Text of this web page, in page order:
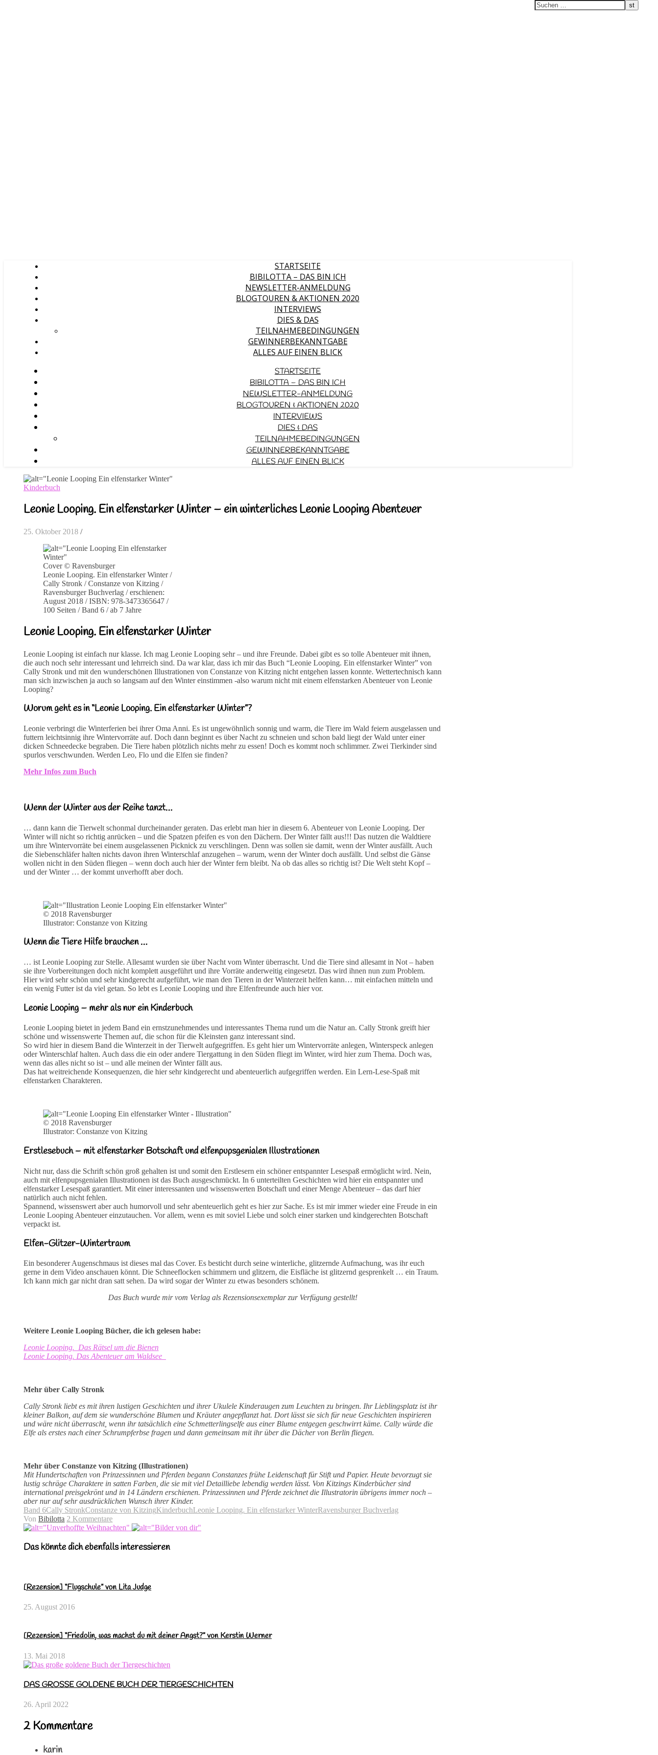
STARTSEITE
BIBILOTTA – DAS BIN ICH
NEWSLETTER-ANMELDUNG
BLOGTOUREN & AKTIONEN 2020
INTERVIEWS
DIES & DAS
TEILNAHMEBEDINGUNGEN
GEWINNERBEKANNTGABE
ALLES AUF EINEN BLICK
STARTSEITE
BIBILOTTA – DAS BIN ICH
NEWSLETTER-ANMELDUNG
BLOGTOUREN & AKTIONEN 2020
INTERVIEWS
DIES & DAS
TEILNAHMEBEDINGUNGEN
GEWINNERBEKANNTGABE
ALLES AUF EINEN BLICK
Kinderbuch
Leonie Looping. Ein elfenstarker Winter – ein winterliches Leonie Looping Abenteuer
25. Oktober 2018 /
Cover © Ravensburger
Leonie Looping. Ein elfenstarker Winter /
Cally Stronk / Constanze von Kitzing /
Ravensburger Buchverlag / erschienen:
August 2018 / ISBN: 978-3473365647 /
100 Seiten / Band 6 / ab 7 Jahre
Leonie Looping. Ein elfenstarker Winter
Leonie Looping ist einfach nur klasse. Ich mag Leonie Looping sehr – und ihre Freunde. Dabei gibt es so tolle Abenteuer mit ihnen,
die auch noch sehr interessant und lehrreich sind. Da war klar, dass ich mir das Buch “Leonie Looping. Ein elfenstarker Winter” von
Cally Stronk und mit den wunderschönen Illustrationen von Constanze von Kitzing nicht entgehen lassen konnte. Wettertechnisch kann
man sich inzwischen ja auch so langsam auf den Winter einstimmen -also warum nicht mit einem elfenstarken Abenteuer von Leonie
Looping?
Worum geht es in “Leonie Looping. Ein elfenstarker Winter”?
Leonie verbringt die Winterferien bei ihrer Oma Anni. Es ist ungewöhnlich sonnig und warm, die Tiere im Wald feiern ausgelassen und
futtern leichtsinnig ihre Wintervorräte auf. Doch dann beginnt es über Nacht zu schneien und schon bald liegt der Wald unter einer
dicken Schneedecke begraben. Die Tiere haben plötzlich nichts mehr zu essen! Doch es kommt noch schlimmer. Zwei Tierkinder sind
spurlos verschwunden. Werden Leo, Flo und die Elfen sie finden?
Mehr Infos zum Buch
Wenn der Winter aus der Reihe tanzt…
… dann kann die Tierwelt schonmal durcheinander geraten. Das erlebt man hier in diesem 6. Abenteuer von Leonie Looping. Der
Winter will nicht so richtig anrücken – und die Spatzen pfeifen es von den Dächern. Der Winter fällt aus!!! Das nutzen die Waldtiere
um ihre Wintervorräte bei einem ausgelassenen Picknick zu verschlingen. Denn was sollen sie damit, wenn der Winter ausfällt. Auch
die Siebenschläfer halten nichts davon ihren Winterschlaf anzugehen – warum, wenn der Winter doch ausfällt. Und selbst die Gänse
wollen nicht in den Süden fliegen – wenn doch auch hier der Winter fern bleibt. Na ob das alles so richtig ist? Die Welt steht Kopf –
und der Winter … der kommt unverhofft aber doch.
© 2018 Ravensburger
Illustrator: Constanze von Kitzing
Wenn die Tiere Hilfe brauchen …
… ist Leonie Looping zur Stelle. Allesamt wurden sie über Nacht vom Winter überrascht. Und die Tiere sind allesamt in Not – haben
sie ihre Vorbereitungen doch nicht komplett ausgeführt und ihre Vorräte anderweitig eingesetzt. Das wird ihnen nun zum Problem.
Hier wird sehr schön und sehr kindgerecht aufgeführt, wie man den Tieren in der Winterzeit helfen kann… mit einfachen mitteln und
ein wenig Futter ist da viel getan. So lebt es Leonie Looping und ihre Elfenfreunde auch hier vor.
Leonie Looping – mehr als nur ein Kinderbuch
Leonie Looping bietet in jedem Band ein ernstzunehmendes und interessantes Thema rund um die Natur an. Cally Stronk greift hier
schöne und wissenswerte Themen auf, die schon für die Kleinsten ganz interessant sind.
So wird hier in diesem Band die Winterzeit in der Tierwelt aufgegriffen. Es geht hier um Wintervorräte anlegen, Winterspeck anlegen
oder Winterschlaf halten. Auch dass die ein oder andere Tiergattung in den Süden fliegt im Winter, wird hier zum Thema. Doch was,
wenn das alles nicht so ist – und alle meinen der Winter fällt aus.
Das hat weitreichende Konsequenzen, die hier sehr kindgerecht und abenteuerlich aufgegriffen werden. Ein Lern-Lese-Spaß mit
elfenstarken Charakteren.
© 2018 Ravensburger
Illustrator: Constanze von Kitzing
Erstlesebuch – mit elfenstarker Botschaft und elfenpupsgenialen Illustrationen
Nicht nur, dass die Schrift schön groß gehalten ist und somit den Erstlesern ein schöner entspannter Lesespaß ermöglicht wird. Nein,
auch mit elfenpupsgenialen Illustrationen ist das Buch ausgeschmückt. In 6 unterteilten Geschichten wird hier ein entspannter und
elfenstarker Lesespaß garantiert. Mit einer interessanten und wissenswerten Botschaft und einer Menge Abenteuer – das darf hier
natürlich auch nicht fehlen.
Spannend, wissenswert aber auch humorvoll und sehr abenteuerlich geht es hier zur Sache. Es ist mir immer wieder eine Freude in ein
Leonie Looping Abenteuer einzutauchen. Vor allem, wenn es mit soviel Liebe und solch einer starken und kindgerechten Botschaft
verpackt ist.
Elfen-Glitzer-Wintertraum
Ein besonderer Augenschmaus ist dieses mal das Cover. Es besticht durch seine winterliche, glitzernde Aufmachung, was ihr euch
gerne in dem Video anschauen könnt. Die Schneeflocken schimmern und glitzern, die Eisfläche ist glitzernd gesprenkelt … ein Traum.
Ich kann mich gar nicht dran satt sehen. Da wird sogar der Winter zu etwas besonders schönem.
Das Buch wurde mir vom Verlag als Rezensionsexemplar zur Verfügung gestellt!
Weitere Leonie Looping Bücher, die ich gelesen habe:
Leonie Looping. Das Rätsel um die Bienen
Leonie Looping. Das Abenteuer am Waldsee
Mehr über Cally Stronk
Cally Stronk liebt es mit ihren lustigen Geschichten und ihrer Ukulele Kinderaugen zum Leuchten zu bringen. Ihr Lieblingsplatz ist ihr
kleiner Balkon, auf dem sie wunderschöne Blumen und Kräuter angepflanzt hat. Dort lässt sie sich für neue Geschichten inspirieren
und wäre nicht überrascht, wenn ihr tatsächlich eine Schmetterlingselfe aus einer Blume entgegen geschwirrt käme. Cally würde die
Elfe als erstes nach einer Schrumpferbse fragen und dann gemeinsam mit ihr über die Dächer von Berlin fliegen.
Mehr über Constanze von Kitzing (Illustrationen)
Mit Hundertschaften von Prinzessinnen und Pferden begann Constanzes frühe Leidenschaft für Stift und Papier. Heute bevorzugt sie
lustig schräge Charaktere in satten Farben, die sie mit viel Detailliebe lebendig werden lässt. Von Kitzings Kinderbücher sind
international preisgekrönt und in 14 Ländern erschienen. Prinzessinnen und Pferde zeichnet die Illustratorin übrigens immer noch –
aber nur auf sehr ausdrücklichen Wunsch ihrer Kinder.
Band 6Cally StronkConstanze von KitzingKinderbuchLeonie Looping. Ein elfenstarker WinterRavensburger Buchverlag
Von Bibilotta 2 Kommentare
Das könnte dich ebenfalls interessieren
[Rezension] “Flugschule” von Lita Judge
25. August 2016
[Rezension] “Friedolin, was machst du mit deiner Angst?” von Kerstin Werner
13. Mai 2018
DAS GROSSE GOLDENE BUCH DER TIERGESCHICHTEN
26. April 2022
2 Kommentare
karin